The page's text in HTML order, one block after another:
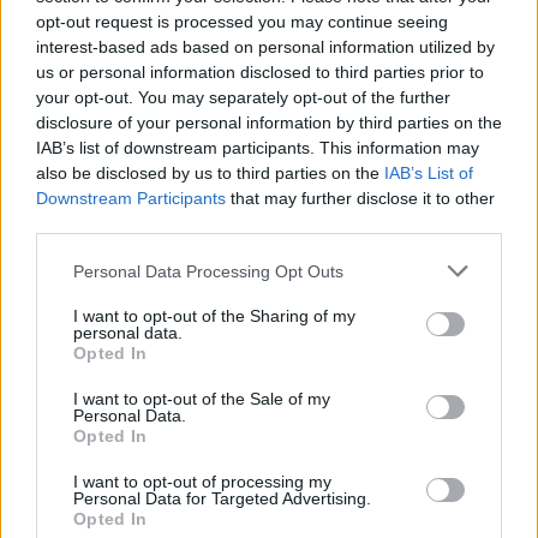
opt-out request is processed you may continue seeing
interest-based ads based on personal information utilized by
us or personal information disclosed to third parties prior to
your opt-out. You may separately opt-out of the further
disclosure of your personal information by third parties on the
IAB’s list of downstream participants. This information may
also be disclosed by us to third parties on the IAB’s List of
Downstream Participants that may further disclose it to other
Personal Data Processing Opt Outs
I want to opt-out of the Sharing of my
personal data.
Opted In
I want to opt-out of the Sale of my
Personal Data.
Opted In
I want to opt-out of processing my
Personal Data for Targeted Advertising.
Opted In
Starta din prenumerationhär
Eller logga in på ditt konto nedan:
Username or E-mail
Password
Remember Me